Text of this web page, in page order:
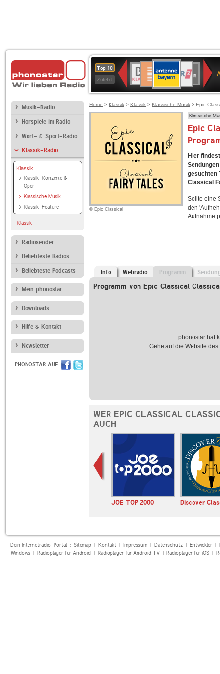
Top 10
Zuletzt
Deutschlandfunk
80er
90er
OLDIE
ANTENNE
SWR3
WDR
4
BR-
KLASSIK
Deutschlandfunk
KulturBAYERN
2
SWR
Kultur
NDR
2
Musik-Radio
Hörspiele im Radio
Wort- & Sport-Radio
Klassik-Radio
Klassik
Klassik-Konzerte &
Oper
Klassische Musik
Klassik-Feature
Klassik
Radiosender
Beliebteste Radios
Beliebteste Podcasts
Mein phonostar
Downloads
Hilfe & Kontakt
Newsletter
PHONOSTAR AUF
Home > Klassik > Klassik > Klassische Musik > Epic
© Epic Classical
Klassische
Epic
Hier
gesuchten
Classical
Sollte eine
den
Aufnahme
Info Webradio Programm
Programm von Epic Classical
phonostar hat
Gehe auf die Website des
WER EPIC CLASSICAL
AUCH
JOE TOP 2000 Discover
Dein Internetradio-Portal : Sitemap| Kontakt| Impressum| Datenschutz| Entwickler|
Windows| Radioplayer für Android| Radioplayer für Android TV| Radioplayer für iOS|